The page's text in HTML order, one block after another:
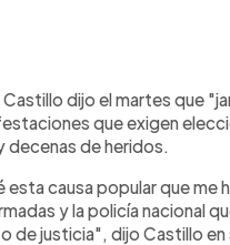
dijo el martes que
que exigen
decenas de heridos.
esta causa popular que me
y la policía nacional
de justicia", dijo Castillo en